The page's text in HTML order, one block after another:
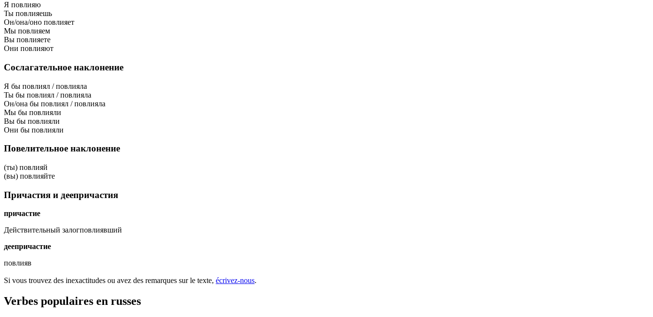
Я повлияю
Ты повлияешь
Он/она/оно повлияет
Мы повлияем
Вы повлияете
Они повлияют
Сослагательное наклонение
Я бы повлиял / повлияла
Ты бы повлиял / повлияла
Он/она бы повлиял / повлияла
Мы бы повлияли
Вы бы повлияли
Они бы повлияли
Повелительное наклонение
(ты) повлияй
(вы) повлияйте
Причастия и деепричастия
причастие
Действительный залогповлиявший
деепричастие
повлияв
Si vous trouvez des inexactitudes ou avez des remarques sur le texte, écrivez-nous.
Verbes populaires en russes